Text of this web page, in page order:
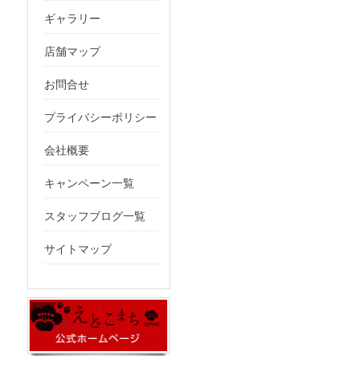
ギャラリー
店舗マップ
お問合せ
プライバシーポリシー
会社概要
キャンペーン一覧
スタッフブログ一覧
サイトマップ